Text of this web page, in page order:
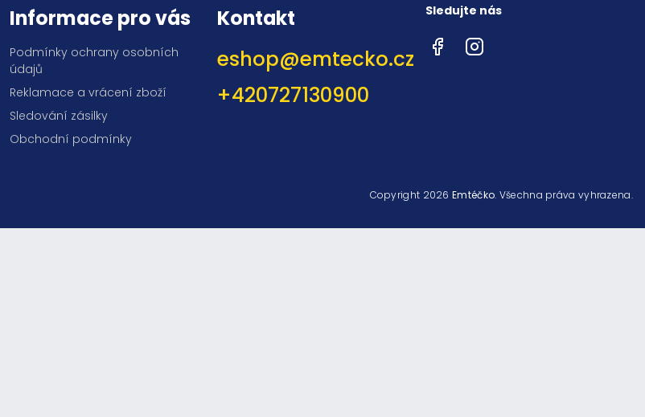
Informace pro vás
Podmínky ochrany osobních
údajů
Reklamace a vrácení zboží
Sledování zásilky
Obchodní podmínky
Kontakt
eshop@emtecko.cz
+420727130900
Sledujte nás
FacebookInstagram
Copyright 2026Emtéčko. Všechna práva vyhrazena.